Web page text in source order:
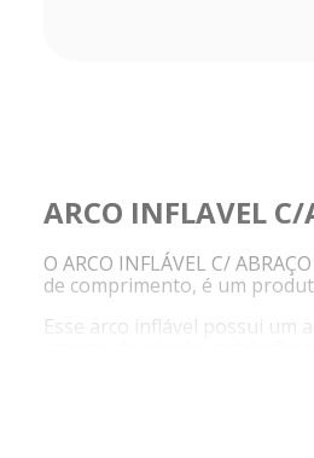
ARCO INFLAVEL
O ARCO INFLÁVEL C/
de comprimento, é um
Esse arco inflável possui um
Para garantir a fixação